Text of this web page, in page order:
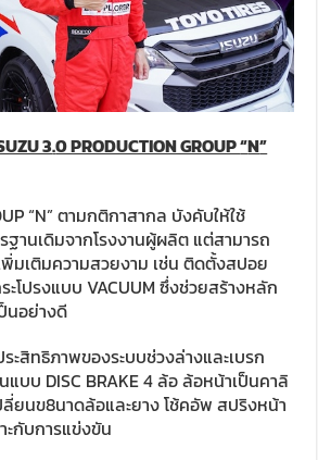
3.0 PRODUCTION GROUP“N”
“N” ตามกติกาสากล บังคับให้ใช้
ฐานเดิมจากโรงงานผู้ผลิต แต่สามารถ
มเติมความสวยงาม เช่น ติดตั้งสปอย
ะโปรงแบบ VACUUM ซึ่งช่วยสร้างหลัก
นอย่างดี
ะสิทธิภาพของระบบช่วงล่างและเบรก
บบ DISC BRAKE 4 ล้อ ล้อหน้าเป็นคาลิ
ลี่ยนข8นาดล้อและยาง โช้คอัพ สปริงหน้า
ะกับการแข่งขัน